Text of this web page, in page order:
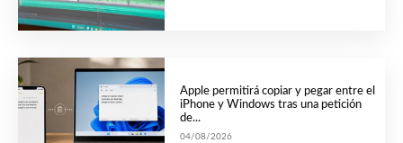
Apple permitirá copiar y pegar entre el
iPhone y Windows tras una petición
de...
04/08/2026